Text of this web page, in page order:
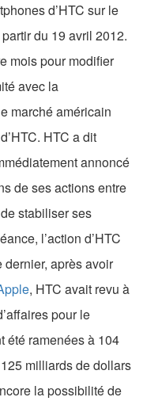
d’HTC sur le
du 19 avril 2012.
mois pour modifier
avec la
marché américain
HTC a dit
annoncé
de ses actions entre
stabiliser ses
l’action d’HTC
après avoir
, HTC avait revu à
pour le
été ramenées à 104
milliards de dollars
la possibilité de